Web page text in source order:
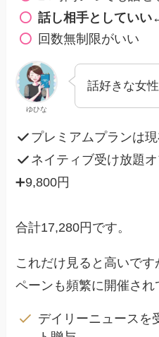
話し相手としていい
回数無制限がいい
ゆひな
話好きな女
プレミアムプランは
ネイティブ受け放題
➕9,800円
合計17,280円です。
これだけ見ると高いで
ペーンも頻繁に開催され
デイリーニュースを